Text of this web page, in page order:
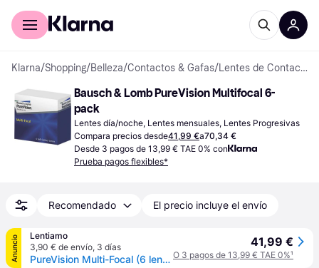
Comprar con Klarna
Klarna/Shopping/Belleza/Contactos & Gafas/ Lentes de Contacto
Bausch & Lomb PureVision Multifocal 6-
pack
Lentes día/noche, Lentes mensuales, Lentes Progresivas
Compara precios desde41,99 €a70,34 €
Desde 3 pagos de 13,99 € TAE 0% con
Prueba pagos flexibles*
Recomendado El precio incluye el envío
Anuncio
Lentiamo
3,90 € de envío, 3 días
PureVision Multi-Focal (6 lentillas)
41,99 €
O 3 pagos de 13,99 € TAE 0%¹